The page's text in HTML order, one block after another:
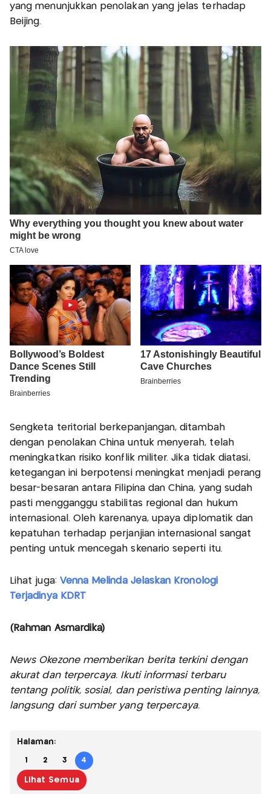
yang menunjukkan penolakan yang jelas terhadap
Beijing.
Sengketa teritorial berkepanjangan, ditambah
dengan penolakan China untuk menyerah, telah
meningkatkan risiko konflik militer. Jika tidak diatasi,
ketegangan ini berpotensi meningkat menjadi perang
besar-besaran antara Filipina dan China, yang sudah
pasti mengganggu stabilitas regional dan hukum
internasional. Oleh karenanya, upaya diplomatik dan
kepatuhan terhadap perjanjian internasional sangat
penting untuk mencegah skenario seperti itu.
Lihat juga: Venna Melinda Jelaskan Kronologi
Terjadinya KDRT
(Rahman Asmardika)
News Okezone memberikan berita terkini dengan
akurat dan terpercaya. Ikuti informasi terbaru
tentang politik, sosial, dan peristiwa penting lainnya,
langsung dari sumber yang terpercaya.
Halaman:
1 2 3 4
Lihat Semua